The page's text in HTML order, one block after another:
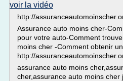
voir la vidéo
http://
Assurance auto moins cher-
pour votre auto-Comment
moins cher -Comment obtenir
http://
assurance auto moins
cher,assurance auto moins cher